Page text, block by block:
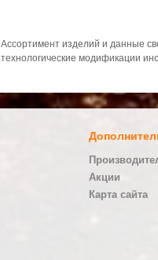
Ассортимент изделий и данные
технологические модификации
Акции
Карта сайта